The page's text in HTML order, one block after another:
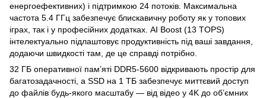
енергоефективних) і підтримкою 24 потоків. Максимальна
частота 5.4 ГГц забезпечує блискавичну роботу як у топових
іграх, так і у професійних додатках. AI Boost (13 TOPS)
інтелектуально підлаштовує продуктивність під ваші завдання,
додаючи швидкості там, де це справді потрібно.
32 ГБ оперативної пам’яті DDR5-5600 відкривають простір для
багатозадачності, а SSD на 1 ТБ забезпечує миттєвий доступ
до файлів будь-якого масштабу — від відео у 4K до об’ємних